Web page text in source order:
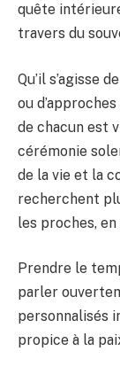
quête
travers du
Qu’il s’agisse
ou
de chacun est
cérémonie
de la vie et la
recherchent
les proches,
Prendre le
parler
personnalisés
propice à la